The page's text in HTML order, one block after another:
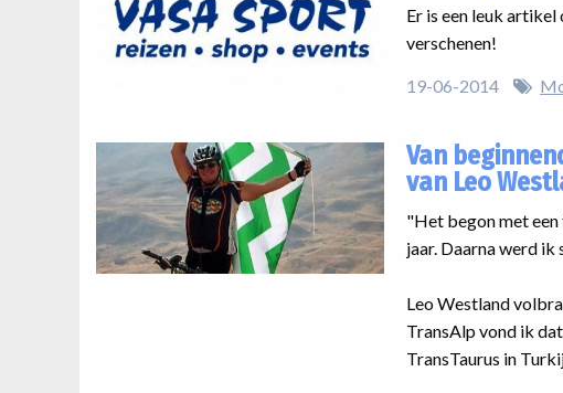
Er is een leuk
verschenen!
19-06-2014
Van
van Leo
"Het begon met
jaar. Daarna werd ik
Leo Westland
TransAlp vond ik
TransTaurus in